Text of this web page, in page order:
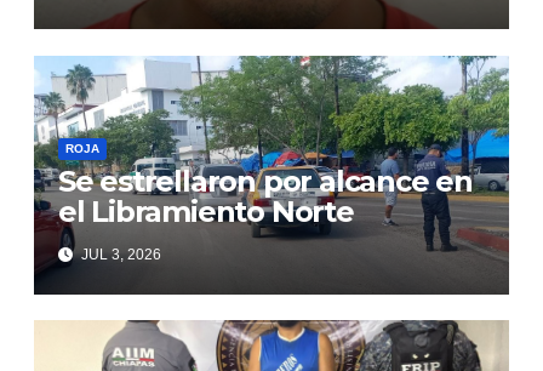
ROJA
Se estrellaron por alcance en
el Libramiento Norte
JUL 3, 2026